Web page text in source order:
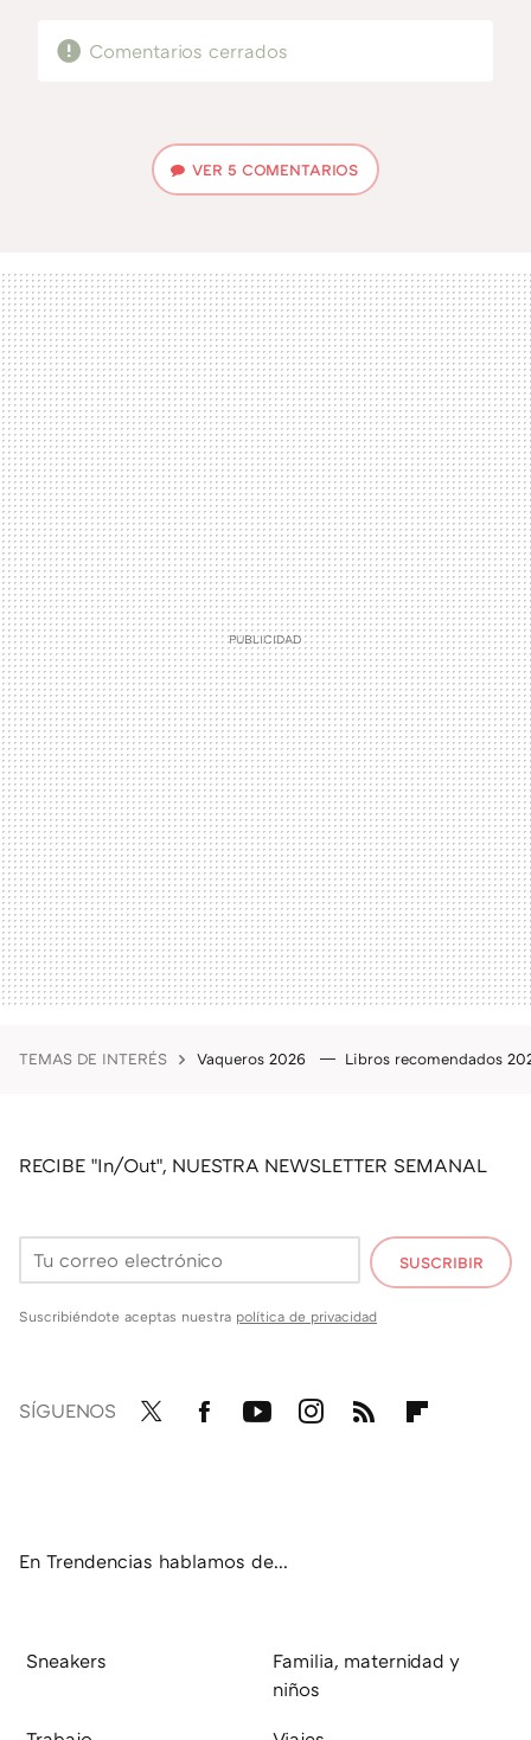
Comentarios cerrados
VER 5 COMENTARIOS
TEMAS DE INTERÉS Vaqueros 2026 Libros recomendados
RECIBE "In/Out", NUESTRA NEWSLETTER SEMANAL
SUSCRIBIR
Suscribiéndote aceptas nuestra política de privacidad
SÍGUENOS
En Trendencias hablamos de...
Sneakers
Familia, maternidad y
niños